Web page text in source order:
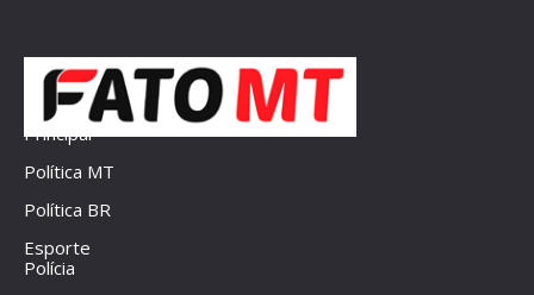
Principal
Política MT
Política BR
Esporte
Polícia